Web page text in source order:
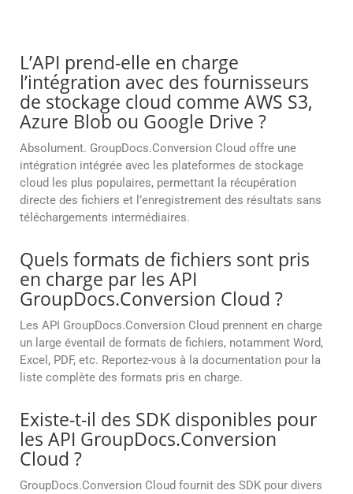
L’API prend-elle en charge
l’intégration avec des fournisseurs
de stockage cloud comme AWS S3,
Azure Blob ou Google Drive ?
Absolument. GroupDocs.Conversion Cloud offre une
intégration intégrée avec les plateformes de stockage
cloud les plus populaires, permettant la récupération
directe des fichiers et l’enregistrement des résultats sans
téléchargements intermédiaires.
Quels formats de fichiers sont pris
en charge par les API
GroupDocs.Conversion Cloud ?
Les API GroupDocs.Conversion Cloud prennent en charge
un large éventail de formats de fichiers, notamment Word,
Excel, PDF, etc. Reportez-vous à la documentation pour la
liste complète des formats pris en charge.
Existe-t-il des SDK disponibles pour
les API GroupDocs.Conversion
Cloud ?
GroupDocs.Conversion Cloud fournit des SDK pour divers